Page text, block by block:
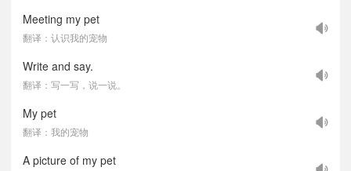
Meeting my pet
翻译：认识我的宠物
Write and say.
翻译：写一写，说一说。
My pet
翻译：我的宠物
A picture of my pet